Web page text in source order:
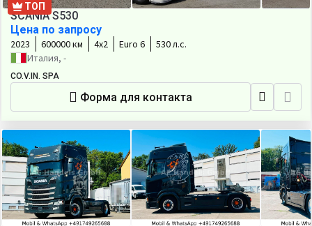
ТОП
SCANIA S530
Цена по запросу
2023 600000 км 4х2 Euro 6
530 л.с.
Италия, -
CO.V.IN. SPA
Форма для контакта